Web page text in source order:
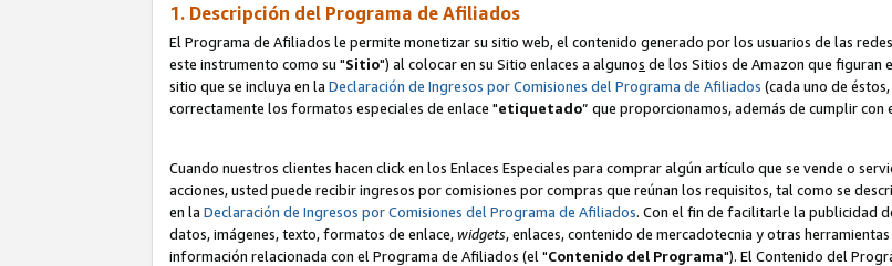
1. Descripción del Programa de Afiliados
El Programa de Afiliados le permite monetizar su sitio web, el contenido generado por los usuarios de las
este instrumento como su "Sitio") al colocar en su Sitio enlaces a algunos de los Sitios de Amazon que figuran
sitio que se incluya en la Declaración de Ingresos por Comisiones del Programa de Afiliados (cada uno de éstos,
correctamente los formatos especiales de enlace "etiquetado” que proporcionamos, además de cumplir con
Cuando nuestros clientes hacen click en los Enlaces Especiales para comprar algún artículo que se vende o
acciones, usted puede recibir ingresos por comisiones por compras que reúnan los requisitos, tal como se
en la Declaración de Ingresos por Comisiones del Programa de Afiliados. Con el fin de facilitarle la publicidad
datos, imágenes, texto, formatos de enlace,widgets, enlaces, contenido de mercadotecnia y otras
información relacionada con el Programa de Afiliados (el "Contenido del Programa"). El Contenido del